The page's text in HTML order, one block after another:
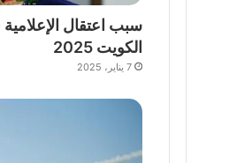
سبب اعتقال
الكويت 2025
7 يناير، 2025